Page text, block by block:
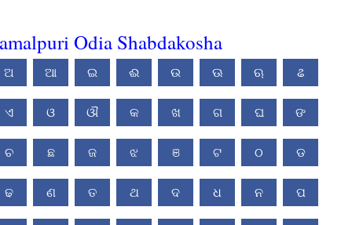
Odia Shabdakosha
ଅ ଆ ଇ ଈ ଉ ଊ ଋ ଌ
ଏ ଓ ଔ କ ଖ ଗ ଘ ଙ
ଚ ଛ ଜ ଝ ଞ ଟ ଠ ଡ
ଢ ଣ ତ ଥ ଦ ଧ ନ ପ